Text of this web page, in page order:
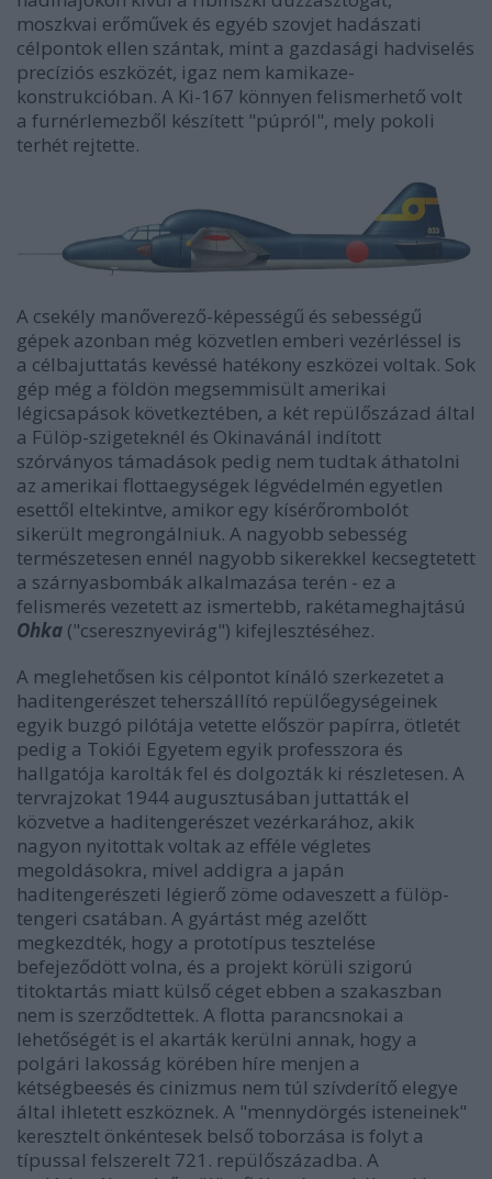
moszkvai erőművek és egyéb szovjet hadászati
célpontok ellen szántak, mint a gazdasági hadviselés
precíziós eszközét, igaz nem kamikaze-
konstrukcióban. A Ki-167 könnyen felismerhető volt
a furnérlemezből készített "púpról", mely pokoli
terhét rejtette.
A csekély manőverező-képességű és sebességű
gépek azonban még közvetlen emberi vezérléssel is
a célbajuttatás kevéssé hatékony eszközei voltak. Sok
gép még a földön megsemmisült amerikai
légicsapások következtében, a két repülőszázad által
a Fülöp-szigeteknél és Okinavánál indított
szórványos támadások pedig nem tudtak áthatolni
az amerikai flottaegységek légvédelmén egyetlen
esettől eltekintve, amikor egy kísérőrombolót
sikerült megrongálniuk. A nagyobb sebesség
természetesen ennél nagyobb sikerekkel kecsegtetett
a szárnyasbombák alkalmazása terén - ez a
felismerés vezetett az ismertebb, rakétameghajtású
Ohka ("cseresznyevirág") kifejlesztéséhez.
A meglehetősen kis célpontot kínáló szerkezetet a
haditengerészet teherszállító repülőegységeinek
egyik buzgó pilótája vetette először papírra, ötletét
pedig a Tokiói Egyetem egyik professzora és
hallgatója karolták fel és dolgozták ki részletesen. A
tervrajzokat 1944 augusztusában juttatták el
közvetve a haditengerészet vezérkarához, akik
nagyon nyitottak voltak az efféle végletes
megoldásokra, mivel addigra a japán
haditengerészeti légierő zöme odaveszett a fülöp-
tengeri csatában. A gyártást még azelőtt
megkezdték, hogy a prototípus tesztelése
befejeződött volna, és a projekt körüli szigorú
titoktartás miatt külső céget ebben a szakaszban
nem is szerződtettek. A flotta parancsnokai a
lehetőségét is el akarták kerülni annak, hogy a
polgári lakosság körében híre menjen a
kétségbeesés és cinizmus nem túl szívderítő elegye
által ihletett eszköznek. A "mennydörgés isteneinek"
keresztelt önkéntesek belső toborzása is folyt a
típussal felszerelt 721. repülőszázadba. A